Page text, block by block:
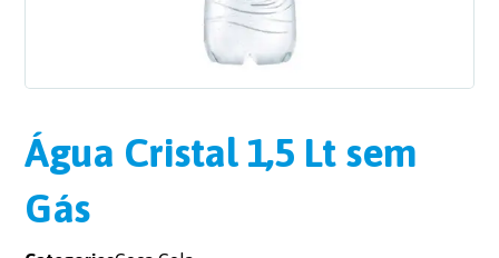
Água Cristal 1,5 Lt sem
Gás